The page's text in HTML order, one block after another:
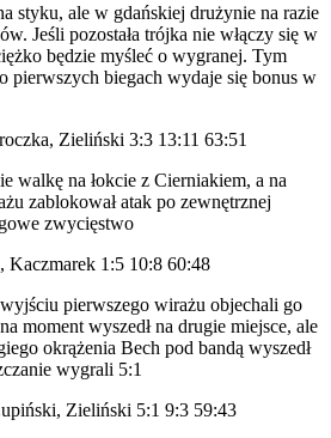
styku, ale w gdańskiej drużynie na razie
Jeśli pozostała trójka nie włączy się w
będzie myśleć o wygranej. Tym
pierwszych biegach wydaje się bonus w
Zieliński 3:3 13:11 63:51
walkę na łokcie z Cierniakiem, a na
zablokował atak po zewnętrznej
zwycięstwo
Kaczmarek 1:5 10:8 60:48
pierwszego wirażu objechali go
moment wyszedł na drugie miejsce, ale
okrążenia Bech pod bandą wyszedł
wygrali 5:1
Zieliński 5:1 9:3 59:43